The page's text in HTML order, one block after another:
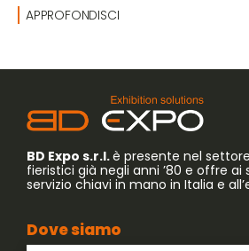
APPROFONDISCI
BD Expo s.r.l.è presente nel
fieristici già negli anni ’80 e offre ai
servizio chiavi in mano in Italia e
Dove siamo